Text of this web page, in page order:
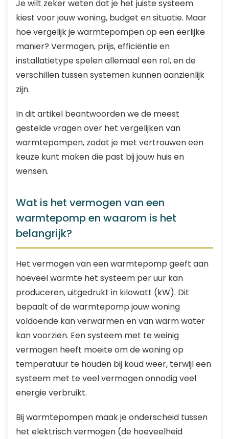
Je wilt zeker weten dat je het juiste systeem
kiest voor jouw woning, budget en situatie. Maar
hoe vergelijk je warmtepompen op een eerlijke
manier? Vermogen, prijs, efficiëntie en
installatietype spelen allemaal een rol, en de
verschillen tussen systemen kunnen aanzienlijk
zijn.
In dit artikel beantwoorden we de meest
gestelde vragen over het vergelijken van
warmtepompen, zodat je met vertrouwen een
keuze kunt maken die past bij jouw huis en
wensen.
Wat is het vermogen van een
warmtepomp en waarom is het
belangrijk?
Het vermogen van een warmtepomp geeft aan
hoeveel warmte het systeem per uur kan
produceren, uitgedrukt in kilowatt (kW). Dit
bepaalt of de warmtepomp jouw woning
voldoende kan verwarmen en van warm water
kan voorzien. Een systeem met te weinig
vermogen heeft moeite om de woning op
temperatuur te houden bij koud weer, terwijl een
systeem met te veel vermogen onnodig veel
energie verbruikt.
Bij warmtepompen maak je onderscheid tussen
het elektrisch vermogen (de hoeveelheid